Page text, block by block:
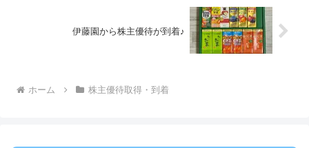
伊藤園から株主優待が到着♪
ホーム 株主優待取得・到着